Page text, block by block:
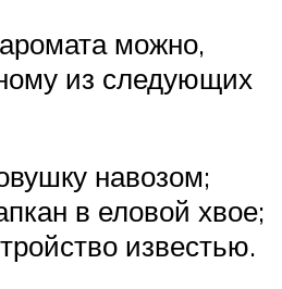
можно,
из следующих
навозом;
в еловой хвое;
известью.